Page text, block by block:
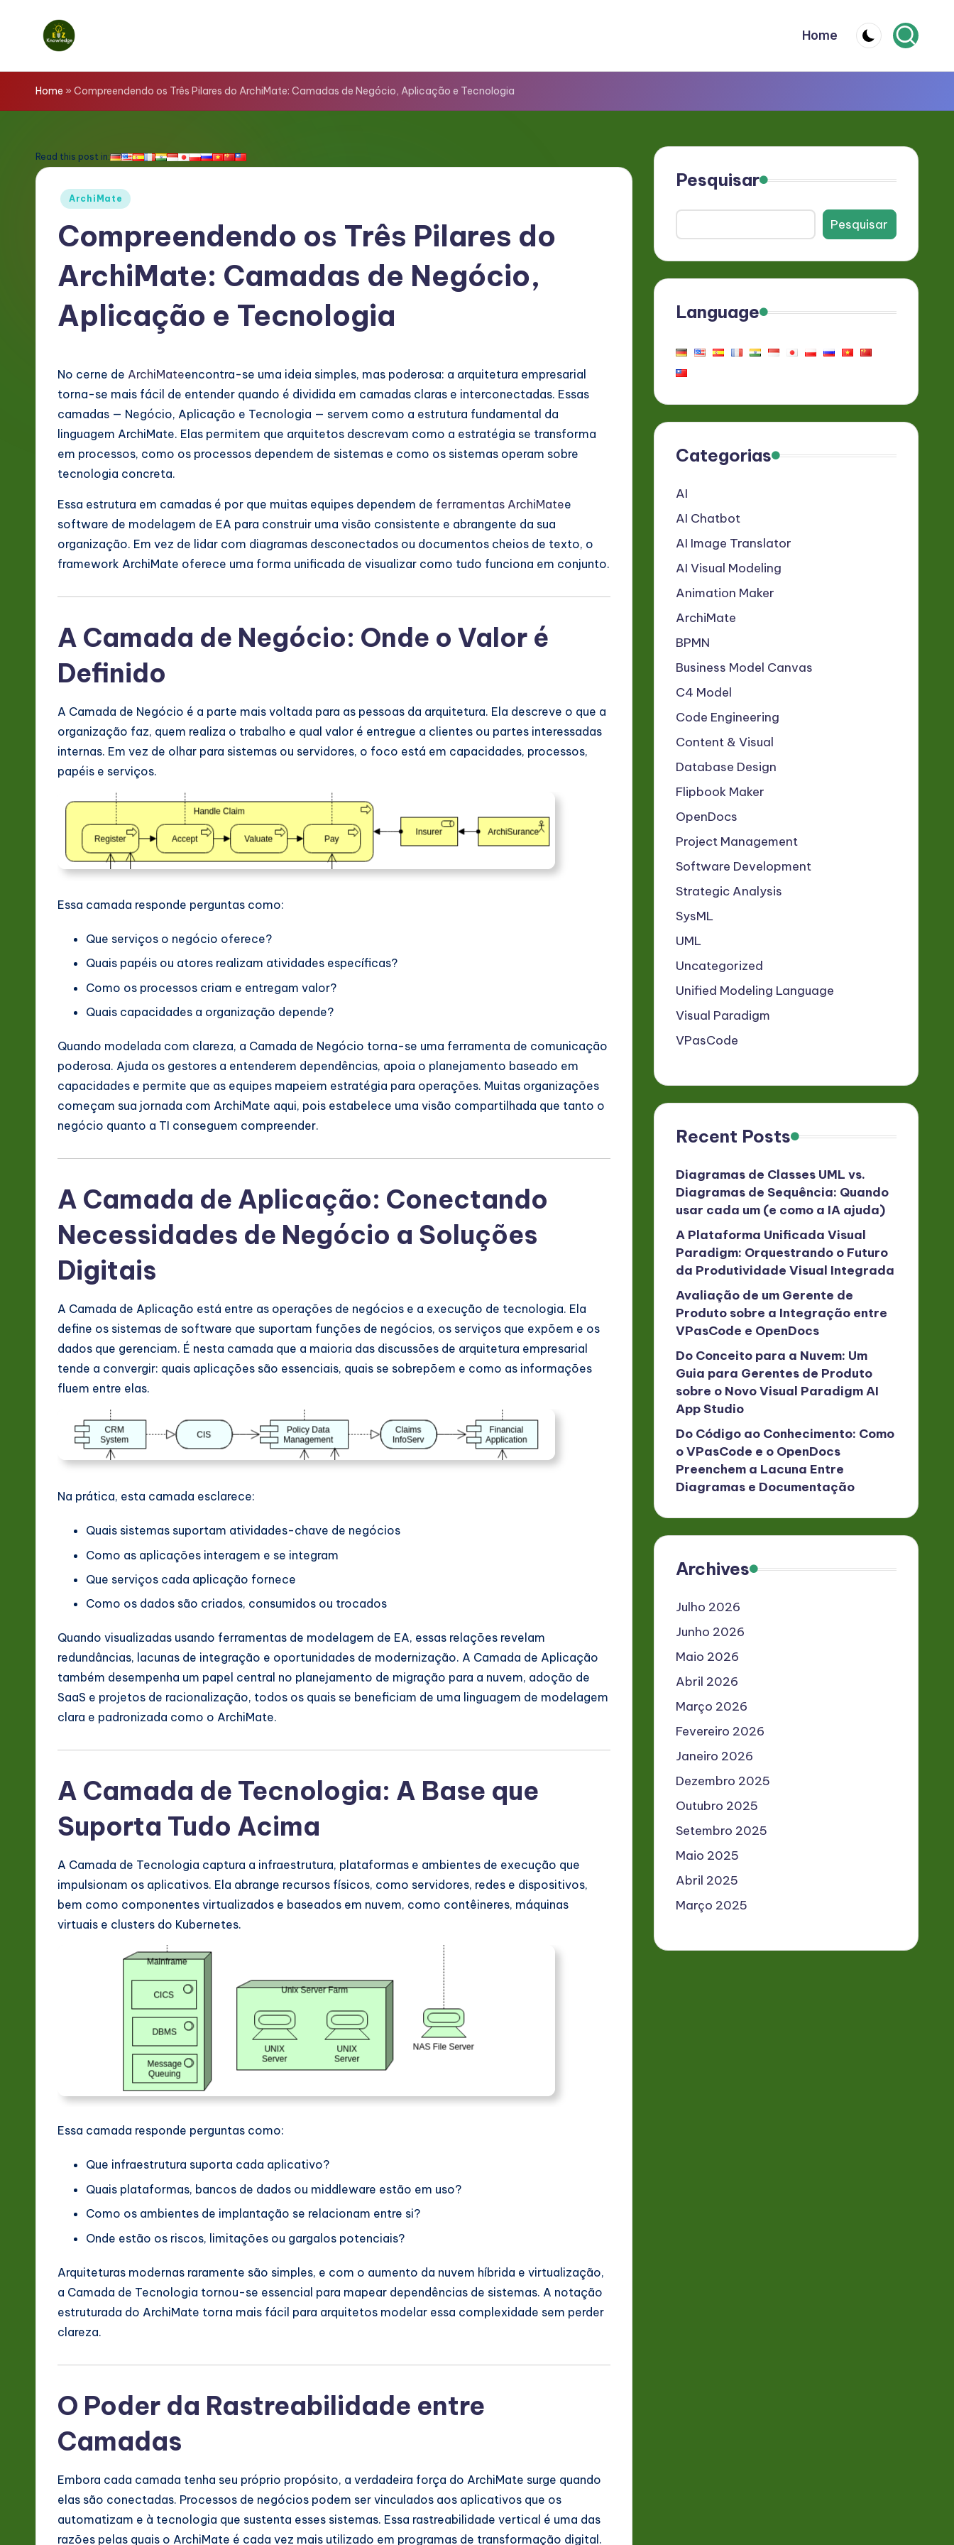
E
z
n
rt
A
ft
w
In
Home
Home » Compreendendo os Três Pilares do ArchiMate: Camadas de Negócio, Aplicação e Tecnologia
Read this post in:
Posted
ArchiMate
Compreendendo os Três Pilares do
ArchiMate: Camadas de Negócio,
Aplicação e Tecnologia
No cerne de ArchiMateencontra-se uma ideia simples, mas poderosa: a arquitetura empresarial
torna-se mais fácil de entender quando é dividida em camadas claras e interconectadas. Essas
camadas — Negócio, Aplicação e Tecnologia — servem como a estrutura fundamental da
linguagem ArchiMate. Elas permitem que arquitetos descrevam como a estratégia se transforma
em processos, como os processos dependem de sistemas e como os sistemas operam sobre
tecnologia concreta.
Essa estrutura em camadas é por que muitas equipes dependem de ferramentas ArchiMatee
software de modelagem de EA para construir uma visão consistente e abrangente da sua
organização. Em vez de lidar com diagramas desconectados ou documentos cheios de texto, o
framework ArchiMate oferece uma forma unificada de visualizar como tudo funciona em conjunto.
A Camada de Negócio: Onde o Valor é
Definido
A Camada de Negócio é a parte mais voltada para as pessoas da arquitetura. Ela descreve o que a
organização faz, quem realiza o trabalho e qual valor é entregue a clientes ou partes interessadas
internas. Em vez de olhar para sistemas ou servidores, o foco está em capacidades, processos,
papéis e serviços.
Essa camada responde perguntas como:
Que serviços o negócio oferece?
Quais papéis ou atores realizam atividades específicas?
Como os processos criam e entregam valor?
Quais capacidades a organização depende?
Quando modelada com clareza, a Camada de Negócio torna-se uma ferramenta de comunicação
poderosa. Ajuda os gestores a entenderem dependências, apoia o planejamento baseado em
capacidades e permite que as equipes mapeiem estratégia para operações. Muitas organizações
começam sua jornada com ArchiMate aqui, pois estabelece uma visão compartilhada que tanto o
negócio quanto a TI conseguem compreender.
A Camada de Aplicação: Conectando
Necessidades de Negócio a Soluções
Digitais
A Camada de Aplicação está entre as operações de negócios e a execução de tecnologia. Ela
define os sistemas de software que suportam funções de negócios, os serviços que expõem e os
dados que gerenciam. É nesta camada que a maioria das discussões de arquitetura empresarial
tende a convergir: quais aplicações são essenciais, quais se sobrepõem e como as informações
fluem entre elas.
Na prática, esta camada esclarece:
Quais sistemas suportam atividades-chave de negócios
Como as aplicações interagem e se integram
Que serviços cada aplicação fornece
Como os dados são criados, consumidos ou trocados
Quando visualizadas usando ferramentas de modelagem de EA, essas relações revelam
redundâncias, lacunas de integração e oportunidades de modernização. A Camada de Aplicação
também desempenha um papel central no planejamento de migração para a nuvem, adoção de
SaaS e projetos de racionalização, todos os quais se beneficiam de uma linguagem de modelagem
clara e padronizada como o ArchiMate.
A Camada de Tecnologia: A Base que
Suporta Tudo Acima
A Camada de Tecnologia captura a infraestrutura, plataformas e ambientes de execução que
impulsionam os aplicativos. Ela abrange recursos físicos, como servidores, redes e dispositivos,
bem como componentes virtualizados e baseados em nuvem, como contêineres, máquinas
virtuais e clusters do Kubernetes.
Essa camada responde perguntas como:
Que infraestrutura suporta cada aplicativo?
Quais plataformas, bancos de dados ou middleware estão em uso?
Como os ambientes de implantação se relacionam entre si?
Onde estão os riscos, limitações ou gargalos potenciais?
Arquiteturas modernas raramente são simples, e com o aumento da nuvem híbrida e virtualização,
a Camada de Tecnologia tornou-se essencial para mapear dependências de sistemas. A notação
estruturada do ArchiMate torna mais fácil para arquitetos modelar essa complexidade sem perder
clareza.
O Poder da Rastreabilidade entre
Camadas
Embora cada camada tenha seu próprio propósito, a verdadeira força do ArchiMate surge quando
elas são conectadas. Processos de negócios podem ser vinculados aos aplicativos que os
automatizam e à tecnologia que sustenta esses sistemas. Essa rastreabilidade vertical é uma das
razões pelas quais o ArchiMate é cada vez mais utilizado em programas de transformação digital.
Pesquisar
Pesquisar
Language
Categorias
AI
AI Chatbot
AI Image Translator
AI Visual Modeling
Animation Maker
ArchiMate
BPMN
Business Model Canvas
C4 Model
Code Engineering
Content & Visual
Database Design
Flipbook Maker
OpenDocs
Project Management
Software Development
Strategic Analysis
SysML
UML
Uncategorized
Unified Modeling Language
Visual Paradigm
VPasCode
Recent Posts
Diagramas de Classes UML vs.
Diagramas de Sequência: Quando
usar cada um (e como a IA ajuda)
A Plataforma Unificada Visual
Paradigm: Orquestrando o Futuro
da Produtividade Visual Integrada
Avaliação de um Gerente de
Produto sobre a Integração entre
VPasCode e OpenDocs
Do Conceito para a Nuvem: Um
Guia para Gerentes de Produto
sobre o Novo Visual Paradigm AI
App Studio
Do Código ao Conhecimento: Como
o VPasCode e o OpenDocs
Preenchem a Lacuna Entre
Diagramas e Documentação
Archives
Julho 2026
Junho 2026
Maio 2026
Abril 2026
Março 2026
Fevereiro 2026
Janeiro 2026
Dezembro 2025
Outubro 2025
Setembro 2025
Maio 2025
Abril 2025
Março 2025